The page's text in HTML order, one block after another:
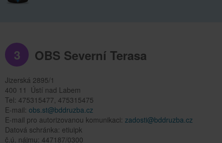
3 OBS Severní Terasa
Jizerská 2895/1
400 11 Ústí nad Labem
Tel: 475315477, 475315475
E-mail: obs.st@bddruzba.cz
E-mail pro autorizovanou komunikaci: zadosti@bddruzba.cz
Datová schránka: etiuipk
č.ú. nájmu: 447187/0300